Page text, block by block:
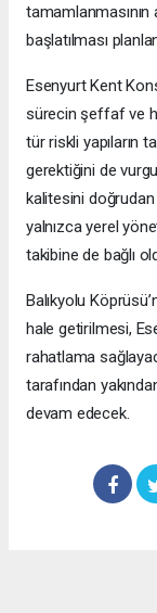
tamamlanmasının
başlatılması
Esenyurt Kent
sürecin şeffaf ve
tür riskli yapıların
gerektiğini de
kalitesini doğrudan
yalnızca yerel
takibine de bağlı
Balıkyolu
hale getirilmesi,
rahatlama
tarafından
devam edecek.